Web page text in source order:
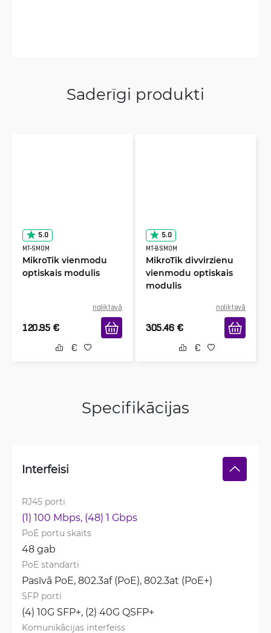
Saderīgi produkti
5.0
MT-SMOM
MikroTik vienmodu
optiskais modulis
noliktavā
120.95 €
5.0
MT-BSMOM
MikroTik divvirzienu
vienmodu optiskais
modulis
noliktavā
305.46 €
Specifikācijas
Interfeisi
RJ45 porti
(1) 100 Mbps, (48) 1 Gbps
PoE portu skaits
48 gab
PoE standarti
Pasīvā PoE, 802.3af (PoE), 802.3at (PoE+)
SFP porti
(4) 10G SFP+, (2) 40G QSFP+
Komunikācijas interfeiss